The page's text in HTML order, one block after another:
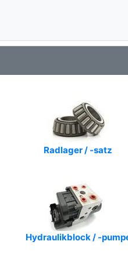
Radlager / -satz
Hydraulikblock / -